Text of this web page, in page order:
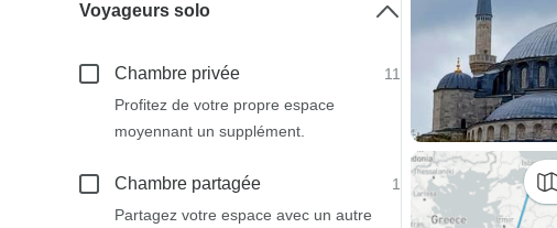
Voyageurs solo
Chambre privée
11
Profitez de votre propre espace
moyennant un supplément.
Chambre partagée
1
Partagez votre espace avec un autre